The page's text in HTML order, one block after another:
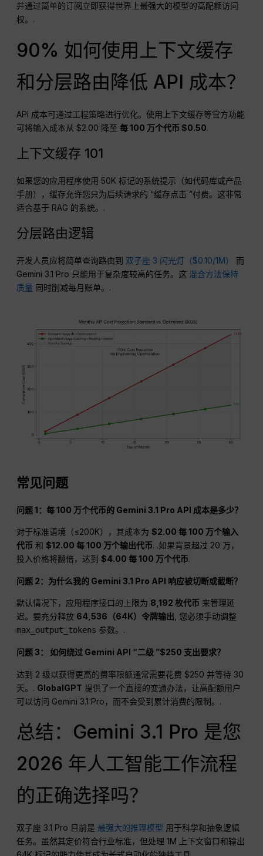
并通过简单的订阅立即获得世界上最强大的模型的高配额访问
权。.
90% 如何使用上下文缓存
和分层路由降低 API 成本？
API 成本可通过工程策略进行优化。使用上下文缓存等官方功能
可将输入成本从 $2.00 降至每 100 万个代币 $0.50.
上下文缓存 101
如果您的应用程序使用 50K 标记的系统提示（如代码库或产品
手册），缓存允许您只为后续请求的 “缓存点击 ”付费。这非常
适合基于 RAG 的系统。.
分层路由逻辑
开发人员应将简单查询路由到 双子座 3 闪光灯（$0.10/1M）
而
Gemini 3.1 Pro 只能用于复杂度较高的任务。这 混合方法保持
质量 同时削减每月账单。.
常见问题
问题 1：每 100 万个代币的 Gemini 3.1 Pro API 成本是多少？
对于标准语境（≤200K），其成本为$2.00 每 100 万个输入
代币 和$12.00 每 100 万个输出代币. .如果背景超过 20 万，
投入价格将翻倍，达到$4.00 每 100 万个代币.
问题 2：为什么我的 Gemini 3.1 Pro API 响应被切断或截断？
默认情况下，应用程序接口的上限为 8,192 枚代币 来管理延
迟。要充分释放 64,536（64K）令牌输出 , 您必须手动调整
max_output_tokens 参数。.
问题 3： 如何绕过 Gemini API “二级 ”$250 支出要求？
达到 2 级以获得更高的费率限额通常需要花费 $250 并等待 30
天。. GlobalGPT 提供了一个直接的变通办法，让高配额用户
可以访问 Gemini 3.1 Pro，而不会受到累计消费的限制。.
总结：Gemini 3.1 Pro 是您
2026 年人工智能工作流程
的正确选择吗？
双子座 3.1 Pro 目前是 最强大的推理模型 用于科学和抽象逻辑
任务。虽然其定价符合行业标准，但处理 1M 上下文窗口和输出